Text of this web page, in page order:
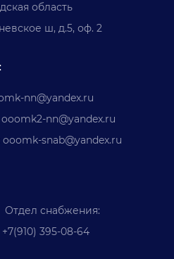
область
ш, д.5, оф. 2
nn@yandex.ru
nn@yandex.ru
snab@yandex.ru
снабжения:
395-08-64